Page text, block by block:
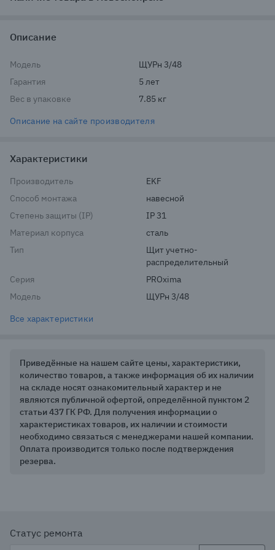
Описание
Модель
ЩУРн 3/48
Гарантия
5 лет
Вес в упаковке
7.85 кг
Описание на сайте производителя
Характеристики
Производитель
EKF
Способ монтажа
навесной
Степень защиты (IP)
IP 31
Материал корпуса
сталь
Тип
Щит учетно-
распределительный
Серия
PROxima
Модель
ЩУРн 3/48
Все характеристики
Приведённые на нашем сайте цены, характеристики,
количество товаров, а также информация об их наличии
на складе носят ознакомительный характер и не
являются публичной офертой, определённой пунктом 2
статьи 437 ГК РФ. Для получения информации о
характеристиках товаров, их наличии и стоимости
необходимо связаться с менеджерами нашей компании.
Оплата производится только после подтверждения
резерва.
Статус ремонта